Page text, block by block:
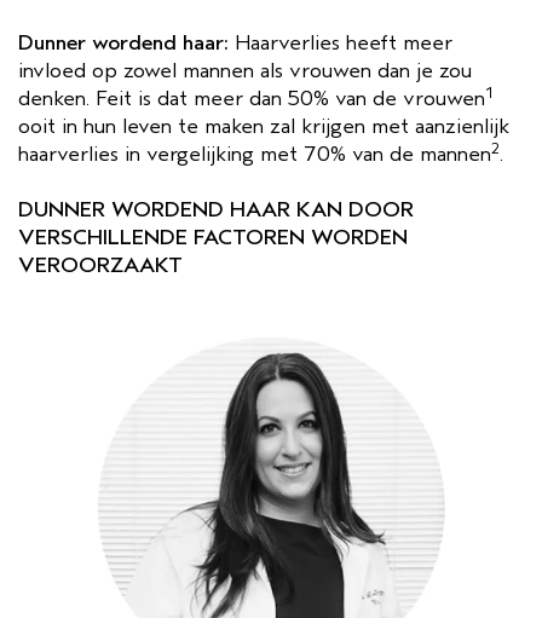
Dunner wordend haar: Haarverlies heeft meer
invloed op zowel mannen als vrouwen dan je zou
denken. Feit is dat meer dan 50% van de vrouwen1
ooit in hun leven te maken zal krijgen met aanzienlijk
haarverlies in vergelijking met 70% van de mannen2.
DUNNER WORDEND HAAR KAN DOOR
VERSCHILLENDE FACTOREN WORDEN
VEROORZAAKT